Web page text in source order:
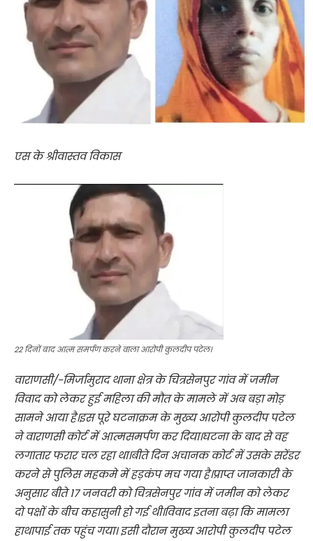
एस के श्रीवास्तव विकास
22 दिनों बाद आत्म समर्पण करने वाला आरोपी कुलदीप पटेल।
वाराणसी/-मिर्जामुराद थाना क्षेत्र के चित्रसेनपुर गांव में जमीन
विवाद को लेकर हुई महिला की मौत के मामले में अब बड़ा मोड़
सामने आया है।इस पूरे घटनाक्रम के मुख्य आरोपी कुलदीप पटेल
ने वाराणसी कोर्ट में आत्मसमर्पण कर दिया।घटना के बाद से वह
लगातार फरार चल रहा था।बीते दिन अचानक कोर्ट में उसके सरेंडर
करने से पुलिस महकमे में हड़कंप मच गया है।प्राप्त जानकारी के
अनुसार बीते 17 जनवरी को चित्रसेनपुर गांव में जमीन को लेकर
दो पक्षों के बीच कहासुनी हो गई थी।विवाद इतना बढ़ा कि मामला
हाथापाई तक पहुंच गया। इसी दौरान मुख्य आरोपी कुलदीप पटेल